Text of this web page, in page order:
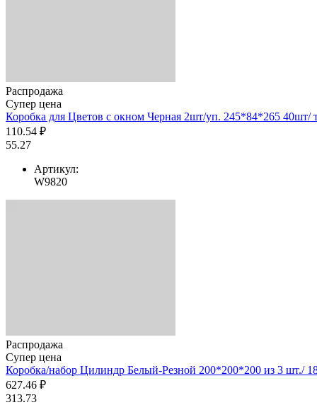
Распродажа
Супер цена
Коробка для Цветов с окном Черная 2шт/уп. 245*84*265 40шт/
110.54 ₽
55.27
Артикул:
W9820
Распродажа
Супер цена
Коробка/набор Цилиндр Белый-Резной 200*200*200 из 3 шт./
627.46 ₽
313.73